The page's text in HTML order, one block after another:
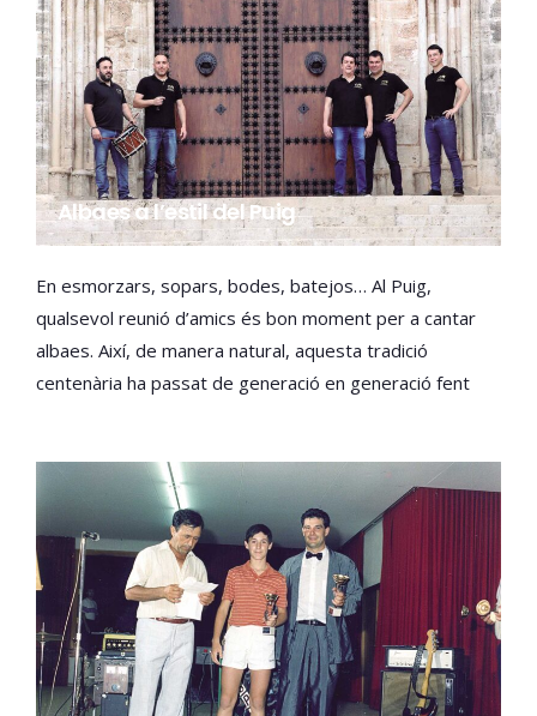
Albaes a l’estil del Puig
En esmorzars, sopars, bodes, batejos… Al Puig,
qualsevol reunió d’amics és bon moment per a cantar
albaes. Així, de manera natural, aquesta tradició
centenària ha passat de generació en generació fent